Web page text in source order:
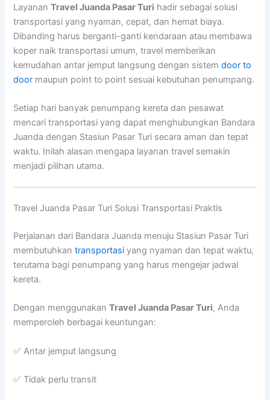
LayananTravel Juanda Pasar Turi hadir sebagai solusi
transportasi yang nyaman, cepat, dan hemat biaya.
Dibanding harus berganti-ganti kendaraan atau membawa
koper naik transportasi umum, travel memberikan
kemudahan antar jemput langsung dengan sistemdoor to
door maupun point to point sesuai kebutuhan penumpang.
Setiap hari banyak penumpang kereta dan pesawat
mencari transportasi yang dapat menghubungkan Bandara
Juanda dengan Stasiun Pasar Turi secara aman dan tepat
waktu. Inilah alasan mengapa layanan travel semakin
menjadi pilihan utama.
Travel Juanda Pasar Turi Solusi Transportasi Praktis
Perjalanan dari Bandara Juanda menuju Stasiun Pasar Turi
membutuhkantransportasi yang nyaman dan tepat waktu,
terutama bagi penumpang yang harus mengejar jadwal
kereta.
Dengan menggunakanTravel Juanda Pasar Turi, Anda
memperoleh berbagai keuntungan:
✅ Antar jemput langsung
✅ Tidak perlu transit